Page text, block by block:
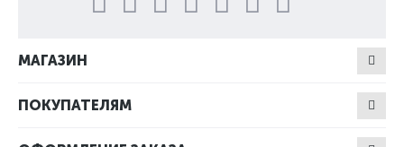
МАГАЗИН
ПОКУПАТЕЛЯМ